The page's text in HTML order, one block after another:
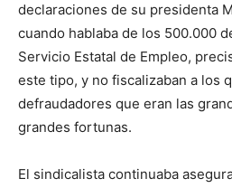
declaraciones de su presidenta
cuando hablaba de los 500.000
Servicio Estatal de Empleo,
este tipo, y no fiscalizaban a los
defraudadores que eran las
grandes fortunas.
El sindicalista continuaba